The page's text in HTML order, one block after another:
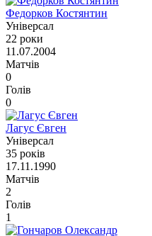
Федорков Костянтин
Універсал
22 роки
11.07.2004
Матчів
0
Голів
0
Лагус Євген
Універсал
35 років
17.11.1990
Матчів
2
Голів
1